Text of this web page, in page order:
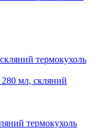
термокухоль